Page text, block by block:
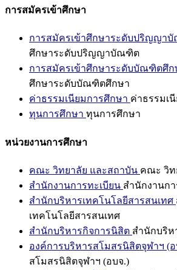
การสมัครเข้าศึกษา
การสมัครเข้าศึกษาระดับปริญญา
ศึกษาระดับปริญญาบัณฑิต
การสมัครเข้าศึกษาระดับบัณฑิตศึก
ศึกษาระดับบัณฑิตศึกษา
ค่าธรรมเนียมการศึกษา ค่าธรรมเ
ทุนการศึกษา ทุนการศึกษา
หน่วยงานการศึกษา
คณะ วิทยาลัย และสถาบัน คณะ วิท
สำนักงานการทะเบียน สำนักงานก
สำนักบริหารเทคโนโลยีสารสนเทศ
เทคโนโลยีสารสนเทศ
สำนักบริหารกิจการนิสิต สำนักบริห
องค์การบริหารสโมสรนิสิตจุฬาฯ (อ
สโมสรนิสิตจุฬาฯ (อบจ.)